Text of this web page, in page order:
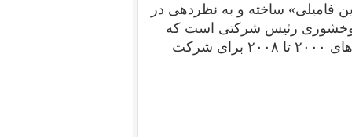
فامیلی» ساخته و به نظردهی در
وخشوری رئیس شرکتی است که
در ارتباط با پروژه‌های نفتی مشاوره می‌دهد و بین سال‌های ۲۰۰۰ تا ۲۰۰۸ برای شرکت